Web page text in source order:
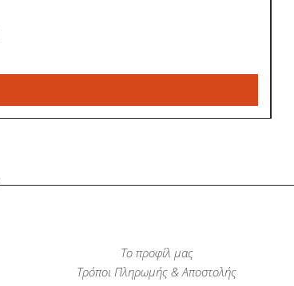
Το προφίλ μας
Τρόποι Πληρωμής & Αποστολής